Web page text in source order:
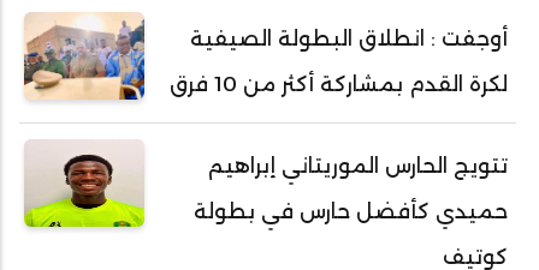
أوجفت : انطلاق البطولة الصيفية
لكرة القدم بمشاركة أكثر من 10 فرق
تتويج الحارس الموريتاني إبراهيم
حميدي كأفضل حارس في بطولة
كوتيف